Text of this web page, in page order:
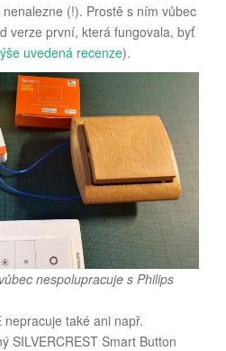
(!). Prostě s ním vůbec
verze první, která fungovala, byť
uvedená recenze).
nespolupracuje s Philips
nepracuje také ani např.
SILVERCREST Smart Button